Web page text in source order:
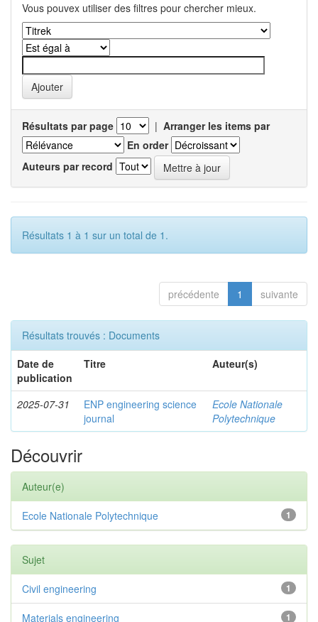
Vous pouvex utiliser des filtres pour chercher mieux.
Résultats par page | Arranger les items par
En order
Auteurs par record
Résultats 1 à 1 sur un total de 1.
précédente 1 suivante
Résultats trouvés : Documents
Date de
publication
Titre Auteur(s)
2025-07-31
ENP engineering science
journal
Ecole Nationale
Polytechnique
Découvrir
Auteur(e)
1
Ecole Nationale Polytechnique
Sujet
1
Civil engineering
1
Materials engineering